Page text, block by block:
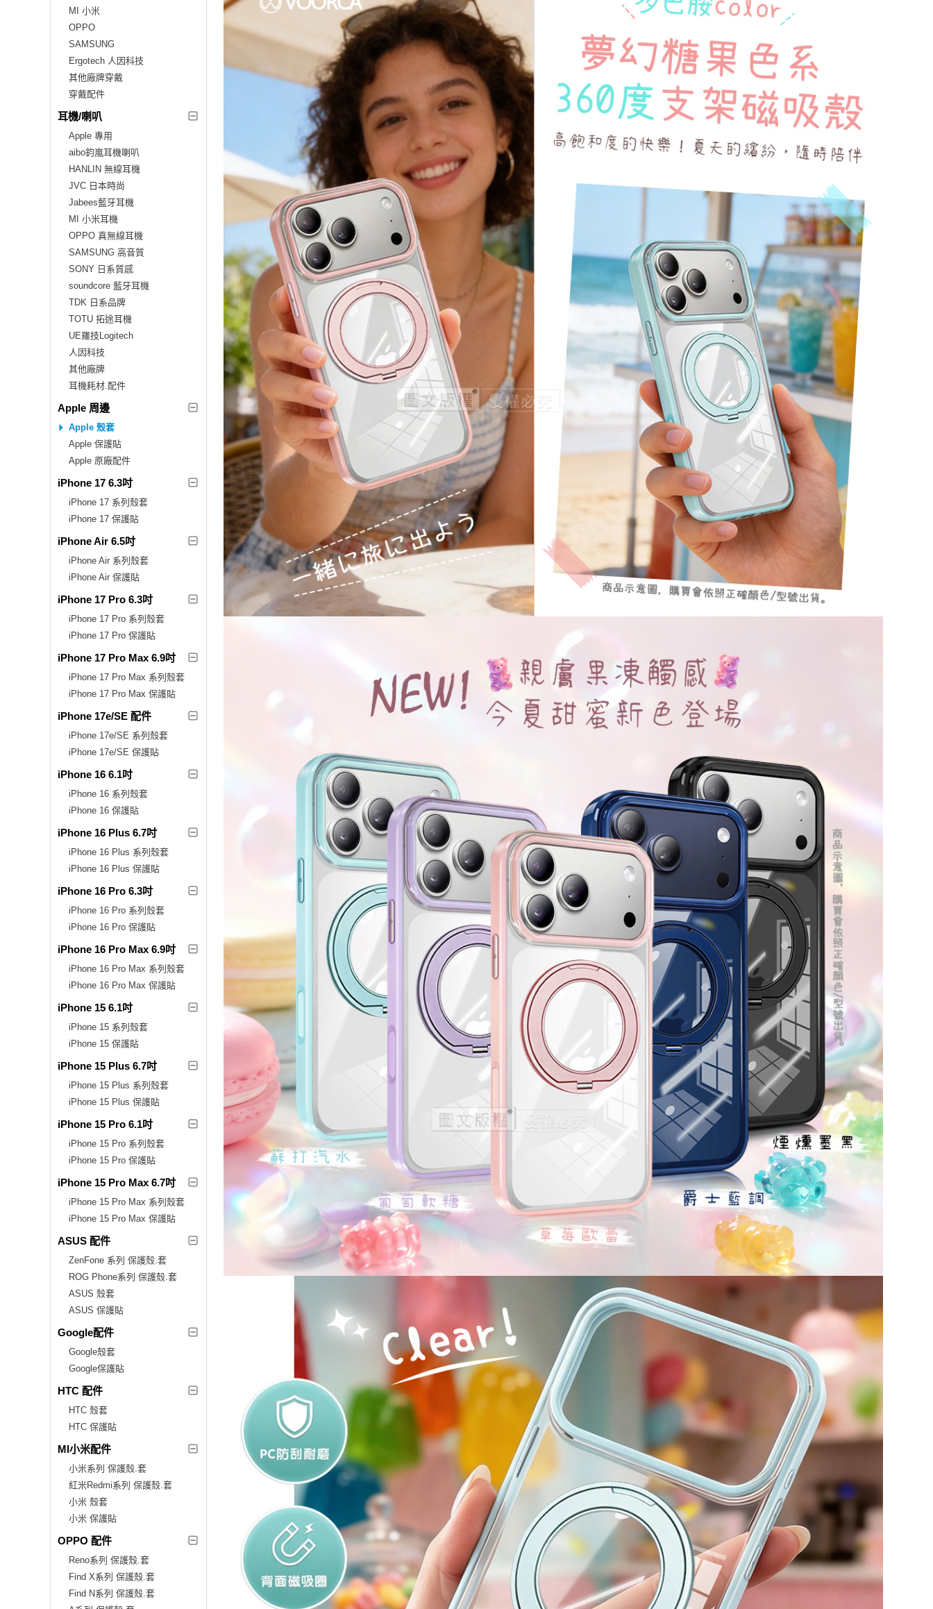
MI 小米
OPPO
SAMSUNG
Ergotech 人因科技
其他廠牌穿戴
穿戴配件
耳機/喇叭
Apple 專用
aibo鈞嵐耳機喇叭
HANLIN 無線耳機
JVC 日本時尚
Jabees藍牙耳機
MI 小米耳機
OPPO 真無線耳機
SAMSUNG 高音質
SONY 日系質感
soundcore 藍牙耳機
TDK 日系品牌
TOTU 拓途耳機
UE羅技Logitech
人因科技
其他廠牌
耳機耗材.配件
Apple 周邊
Apple 殼套
Apple 保護貼
Apple 原廠配件
iPhone 17 6.3吋
iPhone 17 系列殼套
iPhone 17 保護貼
iPhone Air 6.5吋
iPhone Air 系列殼套
iPhone Air 保護貼
iPhone 17 Pro 6.3吋
iPhone 17 Pro 系列殼套
iPhone 17 Pro 保護貼
iPhone 17 Pro Max 6.9吋
iPhone 17 Pro Max 系列殼套
iPhone 17 Pro Max 保護貼
iPhone 17e/SE 配件
iPhone 17e/SE 系列殼套
iPhone 17e/SE 保護貼
iPhone 16 6.1吋
iPhone 16 系列殼套
iPhone 16 保護貼
iPhone 16 Plus 6.7吋
iPhone 16 Plus 系列殼套
iPhone 16 Plus 保護貼
iPhone 16 Pro 6.3吋
iPhone 16 Pro 系列殼套
iPhone 16 Pro 保護貼
iPhone 16 Pro Max 6.9吋
iPhone 16 Pro Max 系列殼套
iPhone 16 Pro Max 保護貼
iPhone 15 6.1吋
iPhone 15 系列殼套
iPhone 15 保護貼
iPhone 15 Plus 6.7吋
iPhone 15 Plus 系列殼套
iPhone 15 Plus 保護貼
iPhone 15 Pro 6.1吋
iPhone 15 Pro 系列殼套
iPhone 15 Pro 保護貼
iPhone 15 Pro Max 6.7吋
iPhone 15 Pro Max 系列殼套
iPhone 15 Pro Max 保護貼
ASUS 配件
ZenFone 系列 保護殼.套
ROG Phone系列 保護殼.套
ASUS 殼套
ASUS 保護貼
Google配件
Google殼套
Google保護貼
HTC 配件
HTC 殼套
HTC 保護貼
MI小米配件
小米系列 保護殼.套
紅米Redmi系列 保護殼.套
小米 殼套
小米 保護貼
OPPO 配件
Reno系列 保護殼.套
Find X系列 保護殼.套
Find N系列 保護殼.套